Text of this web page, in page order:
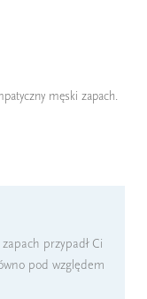
męski zapach.
przypadł Ci
pod względem